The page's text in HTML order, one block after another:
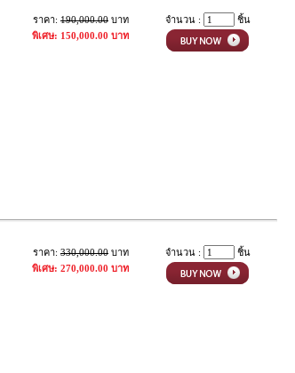
ราคา: 190,000.00 บาท
พิเศษ: 150,000.00 บาท
จำนวน : ชิ้น
ราคา: 330,000.00 บาท
พิเศษ: 270,000.00 บาท
จำนวน : ชิ้น